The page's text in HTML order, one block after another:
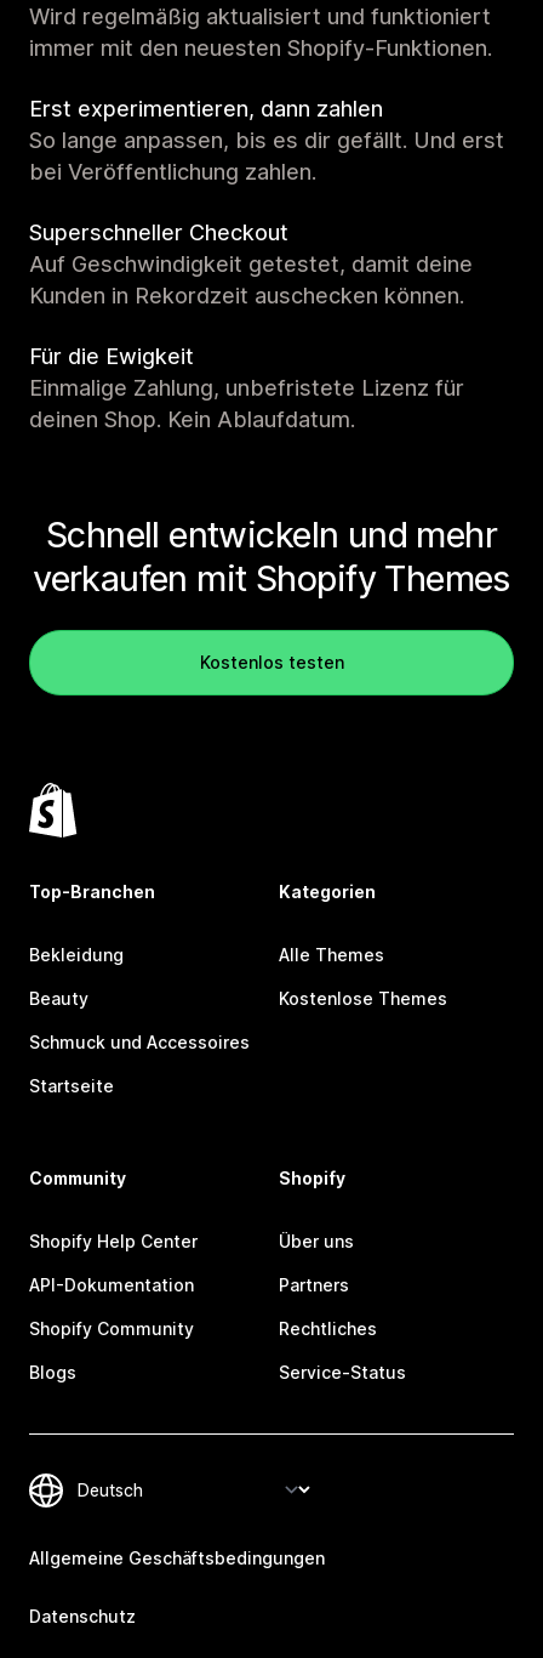
Wird regelmäßig aktualisiert und funktioniert
immer mit den neuesten Shopify-Funktionen.
Erst experimentieren, dann zahlen
So lange anpassen, bis es dir gefällt. Und erst
bei Veröffentlichung zahlen.
Superschneller Checkout
Auf Geschwindigkeit getestet, damit deine
Kunden in Rekordzeit auschecken können.
Für die Ewigkeit
Einmalige Zahlung, unbefristete Lizenz für
deinen Shop. Kein Ablaufdatum.
Schnell entwickeln und mehr
verkaufen mit Shopify Themes
Kostenlos testen
Top-Branchen
Bekleidung
Beauty
Schmuck und Accessoires
Startseite
Kategorien
Alle Themes
Kostenlose Themes
Community
Shopify Help Center
API-Dokumentation
Shopify Community
Blogs
Shopify
Über uns
Partners
Rechtliches
Service-Status
Allgemeine Geschäftsbedingungen
Datenschutz